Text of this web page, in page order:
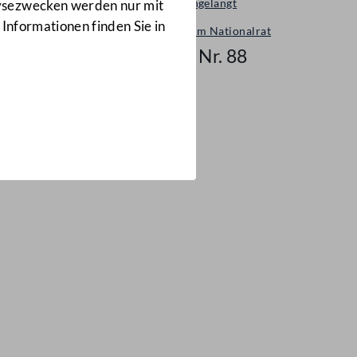
werden nur mit
finden Sie in
Neu eingelangt
Neues im Nationalrat
Mail Nr. 88